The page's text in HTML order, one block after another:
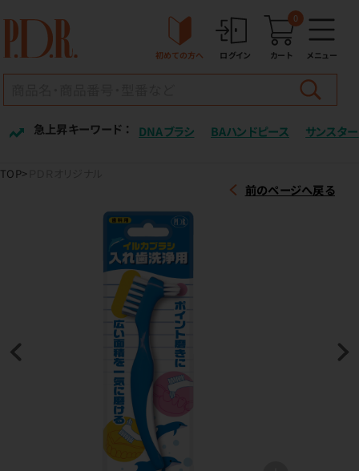
初めての方へ ログイン カート
0
メニュー
急上昇キーワード ： DNAブラシ BAハンドピース サンスター
TOP
前のページへ戻る